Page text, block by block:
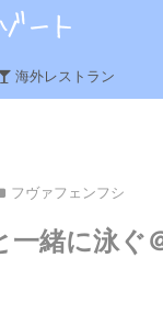
海外レストラン
フヴァフェンフシ
一緒に泳ぐ